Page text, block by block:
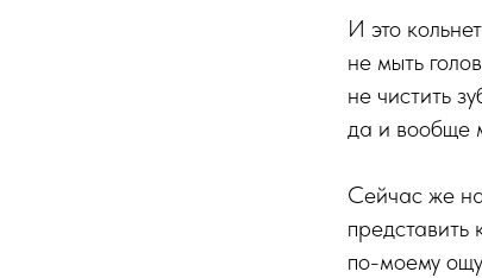
И это
не мыть
не чистить
да и вообще
Сейчас же
представить
по-моему